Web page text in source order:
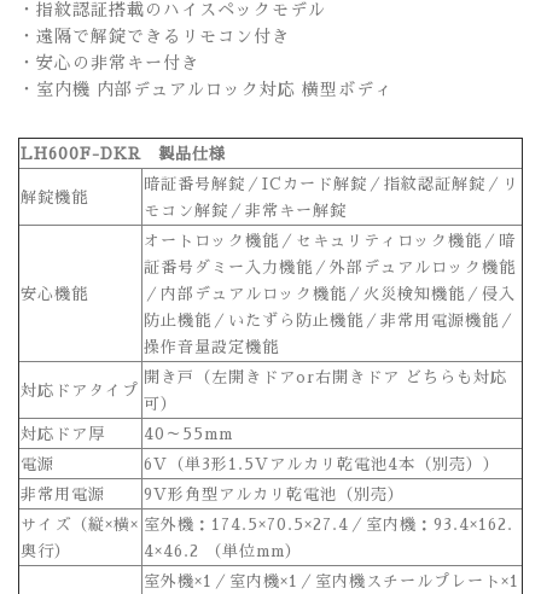
・指紋認証搭載のハイスペックモデル
・遠隔で解錠できるリモコン付き
・安心の非常キー付き
・室内機 内部デュアルロック対応 横型ボディ
LH600F-DKR 製品仕様
解錠機能
暗証番号解錠／ICカード解錠／指紋認証解錠／リ
モコン解錠／非常キー解錠
安心機能
オートロック機能／セキュリティロック機能／暗
証番号ダミー入力機能／外部デュアルロック機能
／内部デュアルロック機能／火災検知機能／侵入
防止機能／いたずら防止機能／非常用電源機能／
操作音量設定機能
対応ドアタイプ
開き戸（左開きドアor右開きドア どちらも対応
可）
対応ドア厚
40～55mm
電源
6V（単3形1.5Vアルカリ乾電池4本（別売））
非常用電源
9V形角型アルカリ乾電池（別売）
サイズ（縦×横×
奥行）
室外機：174.5×70.5×27.4／室内機：93.4×162.
4×46.2 （単位mm）
室外機×1／室内機×1／室内機スチールプレート×1